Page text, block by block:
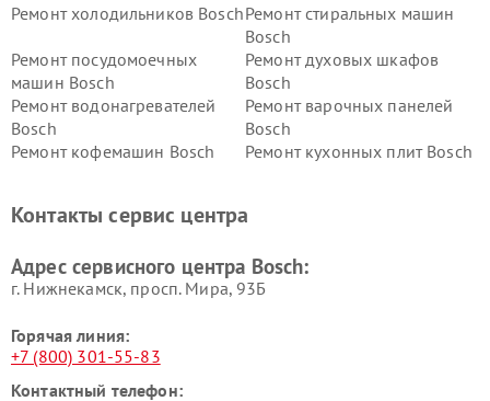
Ремонт холодильников BoschРемонт стиральных машин
Bosch
Ремонт посудомоечных
машин Bosch
Ремонт духовых шкафов
Bosch
Ремонт водонагревателей
Bosch
Ремонт варочных панелей
Bosch
Ремонт кофемашин Bosch
Ремонт кухонных плит Bosch
Ремонт сушильных автоматовРемонт морозильных камер
Контакты сервис центра
Адрес сервисного центра Bosch:
г. Нижнекамск, просп. Мира, 93Б
Горячая линия:
+7 (800) 301-55-83
Контактный телефон: